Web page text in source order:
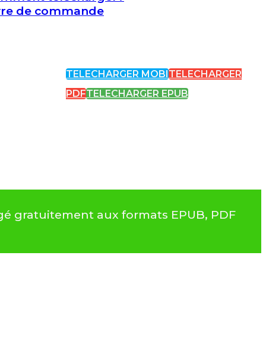
de commande
TELECHARGER MOBITELECHARGER
PDFTELECHARGER EPUB
gratuitement aux formats EPUB, PDF